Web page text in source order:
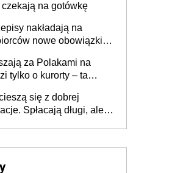
czekają na gotówkę
nakładają na
nowe obowiązki w
za Polakami na
tylko o kurorty – ta
urlop po cichu
się z dobrej
Spłacają długi, ale